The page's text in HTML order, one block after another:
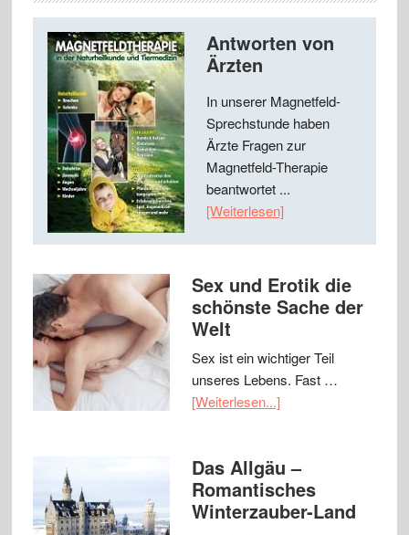
Antworten von
Ärzten
In unserer Magnetfeld-
Sprechstunde haben
Ärzte Fragen zur
Magnetfeld-Therapie
beantwortet ...
[Weiterlesen]
Sex und Erotik die
schönste Sache der
Welt
Sex ist ein wichtiger Teil
unseres Lebens. Fast …
[Weiterlesen...]
Das Allgäu –
Romantisches
Winterzauber-Land